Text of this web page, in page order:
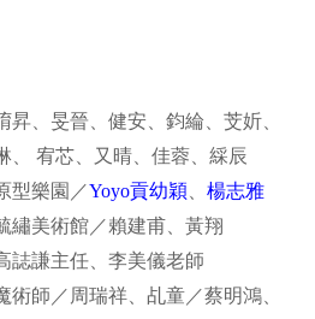
、旻晉、健安、鈞綸、芠妡、
、 宥芯、又晴、佳蓉、綵辰
型樂園／Yoyo貢幼穎
楊志雅
繡美術館／賴建甫、黃翔
誌謙主任、李美儀老師
術師／周瑞祥、乩童／蔡明鴻、